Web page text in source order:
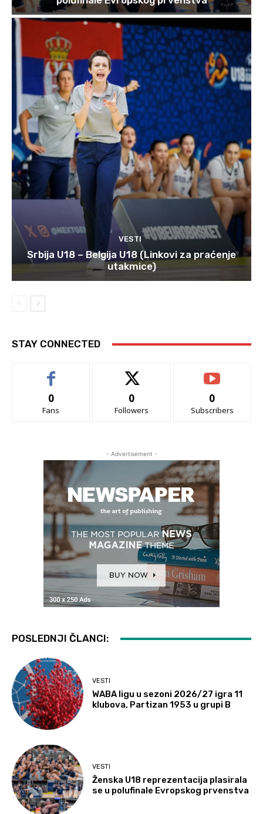
VESTI
Srbija U18 – Belgija U18 (Linkovi za praćenje
utakmice)
STAY CONNECTED
0
Fans
0
Followers
0
Subscribers
- Advertisement -
POSLEDNJI ČLANCI:
VESTI
WABA ligu u sezoni 2026/27 igra 11
klubova, Partizan 1953 u grupi B
VESTI
Ženska U18 reprezentacija plasirala
se u polufinale Evropskog prvenstva